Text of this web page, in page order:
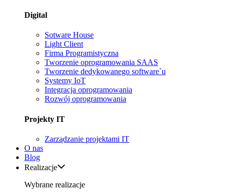
Digital
Sotware House
Light Client
Firma Programistyczna
Tworzenie oprogramowania SAAS
Tworzenie dedykowanego software`u
Systemy IoT
Integracja oprogramowania
Rozwój oprogramowania
Projekty IT
Zarządzanie projektami IT
O nas
Blog
Realizacje
Wybrane realizacje